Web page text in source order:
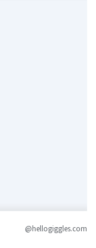
@hellogiggles.com